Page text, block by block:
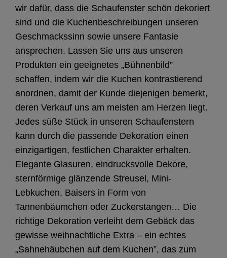
wir dafür, dass die Schaufenster schön dekoriert
sind und die Kuchenbeschreibungen unseren
Geschmackssinn sowie unsere Fantasie
ansprechen. Lassen Sie uns aus unseren
Produkten ein geeignetes „Bühnenbild”
schaffen, indem wir die Kuchen kontrastierend
anordnen, damit der Kunde diejenigen bemerkt,
deren Verkauf uns am meisten am Herzen liegt.
Jedes süße Stück in unseren Schaufenstern
kann durch die passende Dekoration einen
einzigartigen, festlichen Charakter erhalten.
Elegante Glasuren, eindrucksvolle Dekore,
sternförmige glänzende Streusel, Mini-
Lebkuchen, Baisers in Form von
Tannenbäumchen oder Zuckerstangen… Die
richtige Dekoration verleiht dem Gebäck das
gewisse weihnachtliche Extra – ein echtes
„Sahnehäubchen auf dem Kuchen”, das zum